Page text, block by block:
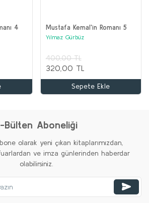
4 Mustafa Kemal'in Romanı 5
Yılmaz Gürbüz
400,00 TL
320,00 TL
Sepete Ekle
Bülten Aboneliği
olarak yeni çıkan kitaplarımızdan,
ve imza günlerinden haberdar
olabilirsiniz.